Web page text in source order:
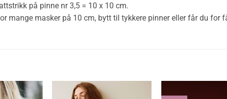
på pinne nr 3,5 = 10 x 10 cm.
mange masker på 10 cm, bytt til tykkere pinner eller får du for